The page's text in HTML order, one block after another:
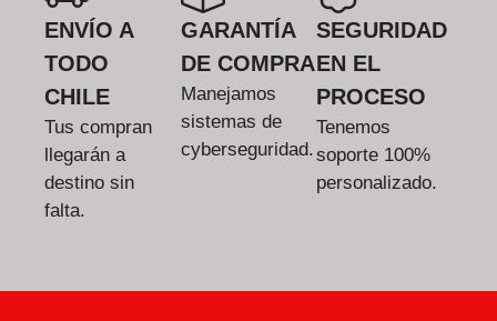
ENVÍO A
TODO
CHILE
Tus compran
llegarán a
destino sin
falta.
GARANTÍA
DE COMPRA
Manejamos
sistemas de
cyberseguridad.
SEGURIDAD
EN EL
PROCESO
Tenemos
soporte 100%
personalizado.